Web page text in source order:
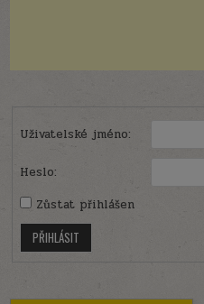
Uživatelské jméno:
Heslo:
Zůstat přihlášen
PŘIHLÁSIT